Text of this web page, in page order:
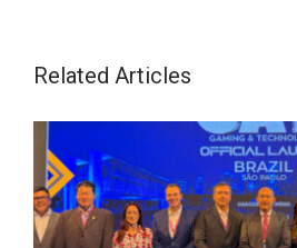
Related Articles